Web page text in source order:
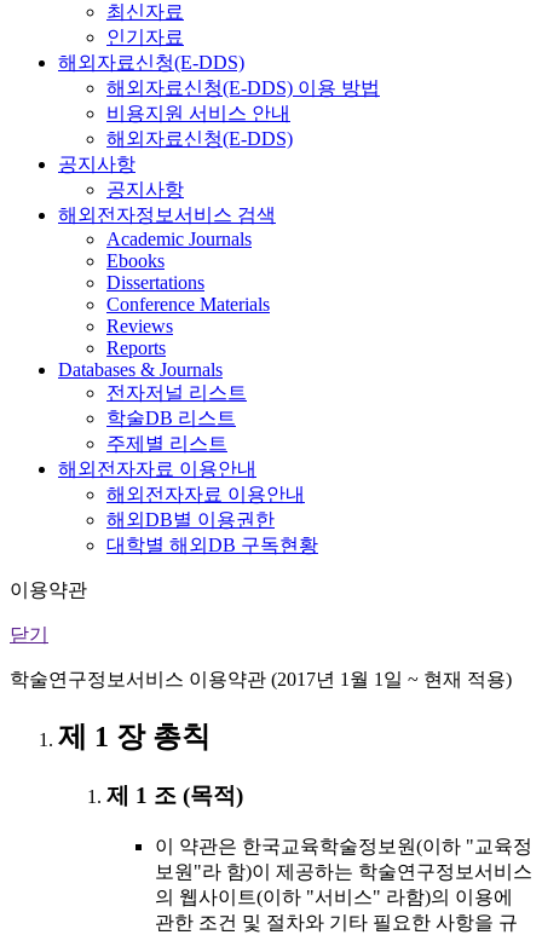
최신자료
인기자료
해외자료신청(E-DDS)
해외자료신청(E-DDS) 이용 방법
비용지원 서비스 안내
해외자료신청(E-DDS)
공지사항
공지사항
해외전자정보서비스 검색
Academic Journals
Ebooks
Dissertations
Conference Materials
Reviews
Reports
Databases & Journals
전자저널 리스트
학술DB 리스트
주제별 리스트
해외전자자료 이용안내
해외전자자료 이용안내
해외DB별 이용권한
대학별 해외DB 구독현황
이용약관
닫기
학술연구정보서비스 이용약관 (2017년 1월 1일 ~ 현재 적용)
제 1 장 총칙
제 1 조 (목적)
이 약관은 한국교육학술정보원(이하 "교육정
보원"라 함)이 제공하는 학술연구정보서비스
의 웹사이트(이하 "서비스" 라함)의 이용에
관한 조건 및 절차와 기타 필요한 사항을 규